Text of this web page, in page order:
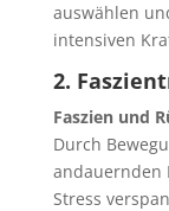
auswählen
intensiven
2.
Faszien und
Durch
andauernden
Stress